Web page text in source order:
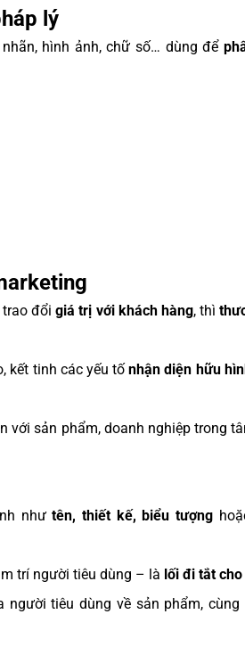
lý
hình ảnh, chữ số… dùng để
trao đổigiá trị với khách hàng, thì
kết tinh các yếu tốnhận diện hữu
với sản phẩm, doanh nghiệp trong
nhưtên, thiết kế, biểu tượng
trí người tiêu dùng – là lối đi tắt
người tiêu dùng về sản phẩm, cùng